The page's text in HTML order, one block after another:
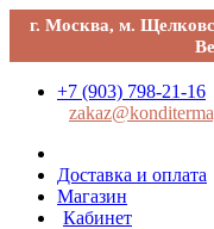
г. Москва, м.
+7 (903) 798-21-16
Доставка и оплата
Магазин
Кабинет